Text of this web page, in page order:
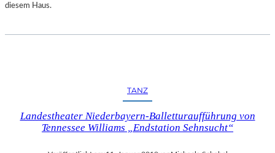
diesem Haus.
TANZ
Landestheater Niederbayern-Balletturaufführung von
Tennessee Williams „Endstation Sehnsucht“